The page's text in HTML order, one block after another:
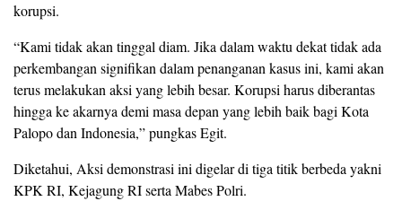
korupsi.
“Kami tidak akan tinggal diam. Jika dalam waktu dekat tidak ada
perkembangan signifikan dalam penanganan kasus ini, kami akan
terus melakukan aksi yang lebih besar. Korupsi harus diberantas
hingga ke akarnya demi masa depan yang lebih baik bagi Kota
Palopo dan Indonesia,” pungkas Egit.
Diketahui, Aksi demonstrasi ini digelar di tiga titik berbeda yakni
KPK RI, Kejagung RI serta Mabes Polri.